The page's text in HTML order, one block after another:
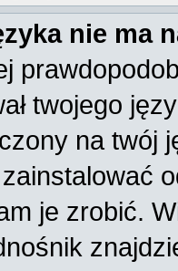
nie ma
twojego
na twój
je zrobić.